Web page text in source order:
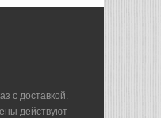
с доставкой.
действуют